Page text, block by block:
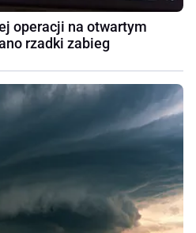
operacji na otwartym
rzadki zabieg